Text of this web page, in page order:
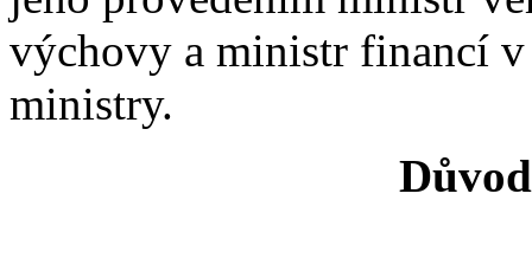
výchovy a ministr financí v
ministry.